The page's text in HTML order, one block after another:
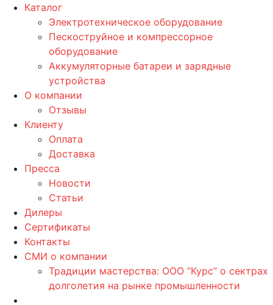
Каталог
Электротехническое оборудование
Пескоструйное и компрессорное
оборудование
Аккумуляторные батареи и зарядные
устройства
О компании
Отзывы
Клиенту
Оплата
Доставка
Пресса
Новости
Статьи
Дилеры
Сертификаты
Контакты
СМИ о компании
Традиции мастерства: ООО “Курс” о сектрах
долголетия на рынке промышленности